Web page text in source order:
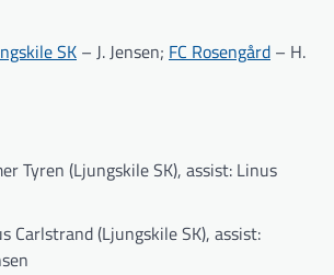
SK – J. Jensen; FC Rosengård – H.
Tyren (Ljungskile SK), assist: Linus
Carlstrand (Ljungskile SK), assist: